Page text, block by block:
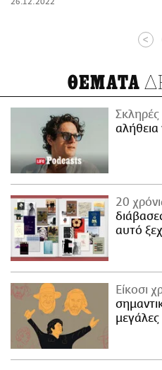
<
ΘΕΜΑΤΑ
Σκληρές
20
αυτό
Είκοσι